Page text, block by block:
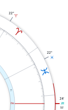
A
L
7
i K
24°
55'
L
22°
A
22°